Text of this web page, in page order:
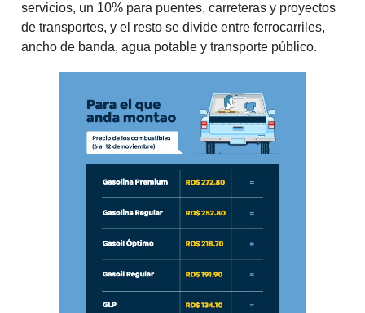
servicios, un 10% para puentes, carreteras y proyectos
de transportes, y el resto se divide entre ferrocarriles,
ancho de banda, agua potable y transporte público.